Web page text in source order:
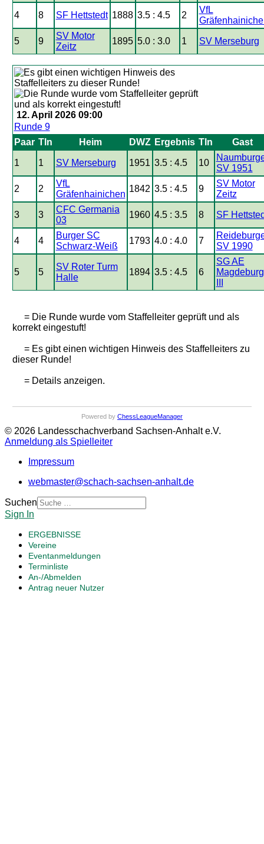
4 8 SF Hettstedt 1888 3.5 : 4.5 2
VfL
5 9
SV Motor
Zeitz
1895 5.0 : 3.0 1 SV Merseburg
12. April 2026 09:00
Runde 9
Paar Tln Heim DWZ Ergebnis Tln Gast
1 1 SV Merseburg 1951 3.5 : 4.5 10
SV 1951
2 2
VfL
Gräfenhainichen
1842 3.5 : 4.5 9
SV Motor
Zeitz
3 3
CFC Germania
03
1960 4.5 : 3.5 8 SF
4 4
Burger SC
Schwarz-Weiß
1793 4.0 : 4.0 7
SV 1990
5 5
SV Roter Turm
Halle
1894 3.5 : 4.5 6
SG AE
Magdeburg
= Die Runde wurde vom Staffelleiter geprüft und als
korrekt eingestuft!
= Es gibt einen wichtigen Hinweis des Staffelleiters zu
dieser Runde!
= Details anzeigen.
Powered by ChessLeagueManager
© 2026 Landesschachverband Sachsen-Anhalt e.V.
Anmeldung als Spielleiter
Impressum
webmaster@schach-sachsen-anhalt.de
Suchen
Sign In
ERGEBNISSE
Vereine
Eventanmeldungen
Terminliste
An-/Abmelden
Antrag neuer Nutzer